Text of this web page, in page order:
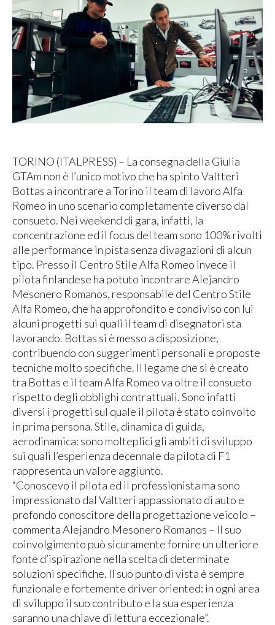
TORINO (ITALPRESS) – La consegna della Giulia
GTAm non è l’unico motivo che ha spinto Valtteri
Bottas a incontrare a Torino il team di lavoro Alfa
Romeo in uno scenario completamente diverso dal
consueto. Nei weekend di gara, infatti, la
concentrazione ed il focus del team sono 100% rivolti
alle performance in pista senza divagazioni di alcun
tipo. Presso il Centro Stile Alfa Romeo invece il
pilota finlandese ha potuto incontrare Alejandro
Mesonero Romanos, responsabile del Centro Stile
Alfa Romeo, che ha approfondito e condiviso con lui
alcuni progetti sui quali il team di disegnatori sta
lavorando. Bottas si è messo a disposizione,
contribuendo con suggerimenti personali e proposte
tecniche molto specifiche. Il legame che si è creato
tra Bottas e il team Alfa Romeo va oltre il consueto
rispetto degli obblighi contrattuali. Sono infatti
diversi i progetti sul quale il pilota è stato coinvolto
in prima persona. Stile, dinamica di guida,
aerodinamica: sono molteplici gli ambiti di sviluppo
sui quali l’esperienza decennale da pilota di F1
rappresenta un valore aggiunto.
“Conoscevo il pilota ed il professionista ma sono
impressionato dal Valtteri appassionato di auto e
profondo conoscitore della progettazione veicolo –
commenta Alejandro Mesonero Romanos – Il suo
coinvolgimento può sicuramente fornire un ulteriore
fonte d’ispirazione nella scelta di determinate
soluzioni specifiche. Il suo punto di vista è sempre
funzionale e fortemente driver oriented: in ogni area
di sviluppo il suo contributo e la sua esperienza
saranno una chiave di lettura eccezionale”.